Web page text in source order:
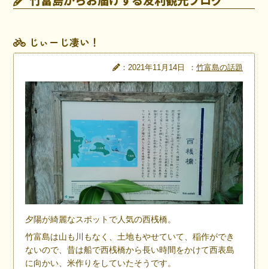
じぃーじ凄い！
： 竹富島の話題
：2021年11月14日
夕陽が綺麗なスポットで人気の西桟橋。
竹富島は山も川もなく、土地もやせていて、稲作ができ
ないので、昔は船で西桟橋から長い時間をかけて西表島
に向かい、米作りをしていたそうです。